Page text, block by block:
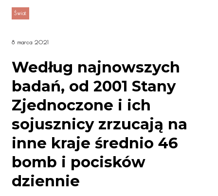
Świat
8 marca 2021
Według najnowszych
badań, od 2001 Stany
Zjednoczone i ich
sojusznicy zrzucają na
inne kraje średnio 46
bomb i pocisków
dziennie